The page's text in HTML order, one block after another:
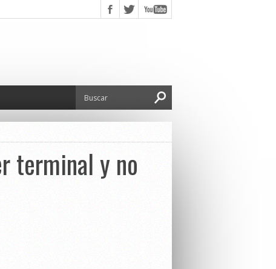
terminal y no